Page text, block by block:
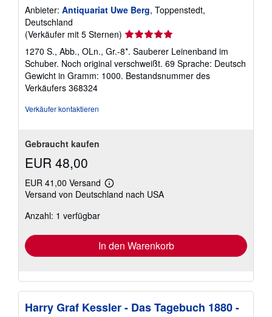
o
t
e
n
Anbieter: Antiquariat Uwe Berg, Toppenstedt,
Deutschland
(Verkäufer mit 5 Sternen) Verkäuferbewertung
5
von
5
Sternen
1270 S., Abb., OLn., Gr.-8*. Sauberer Leinenband im
Schuber. Noch original verschweißt. 69 Sprache: Deutsch
Gewicht in Gramm: 1000. Bestandsnummer des
Verkäufers 368324
Verkäufer kontaktieren
Gebraucht kaufen
EUR 48,00
EUR 41,00 Versand
Weitere
Informationen
Versand von Deutschland nach USA
Anzahl: 1 verfügbar
In den Warenkorb
Harry Graf Kessler - Das Tagebuch 1880 -